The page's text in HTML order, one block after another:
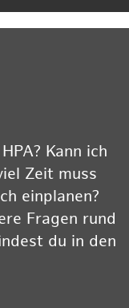
Kann ich
Zeit muss
einplanen?
Fragen rund
du in den